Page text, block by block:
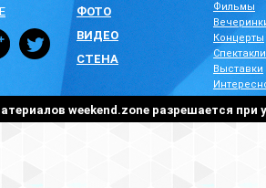
ФОТО
ВИДЕО
СТЕНА
Фильмы
Концерты
Спектакли
Выставки
weekend.zone разрешается